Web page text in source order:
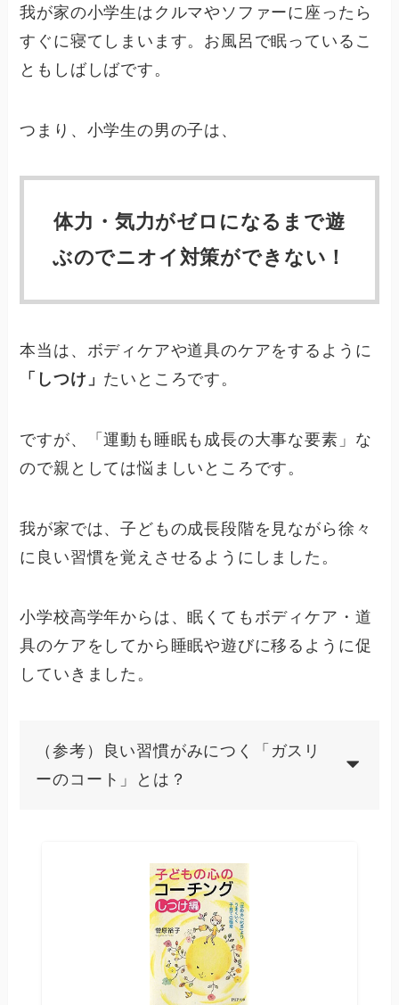
我が家の小学生はクルマやソファーに座ったら
すぐに寝てしまいます。お風呂で眠っているこ
ともしばしばです。
つまり、小学生の男の子は、
体力・気力がゼロになるまで遊
ぶのでニオイ対策ができない！
本当は、ボディケアや道具のケアをするように
「しつけ」 たいところです。
ですが、「運動も睡眠も成長の大事な要素」な
ので親としては悩ましいところです。
我が家では、子どもの成長段階を見ながら徐々
に良い習慣を覚えさせるようにしました。
小学校高学年からは、眠くてもボディケア・道
具のケアをしてから睡眠や遊びに移るように促
していきました。
（参考）良い習慣がみにつく「ガスリ
ーのコート」とは？